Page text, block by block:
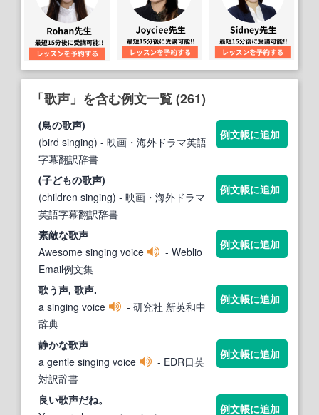
「歌声」を含む例文一覧 (261)
(鳥の歌声)
(bird singing) - 映画・海外ドラマ英語
字幕翻訳辞書
例文帳に追加
(子どもの歌声)
(children singing) - 映画・海外ドラマ
英語字幕翻訳辞書
例文帳に追加
素敵な歌声
Awesome singing voice
- Weblio
Email例文集
例文帳に追加
歌う声, 歌声.
a singing voice
- 研究社 新英和中
辞典
例文帳に追加
静かな歌声
a gentle singing voice
- EDR日英
対訳辞書
例文帳に追加
良い歌声だね。
例文帳に追加